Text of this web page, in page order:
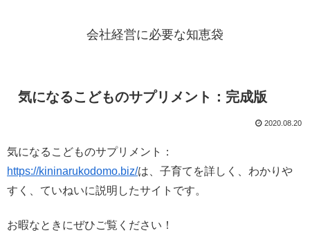
会社経営に必要な知恵袋
気になるこどものサプリメント：完成版
2020.08.20
気になるこどものサプリメント：
https://kininarukodomo.biz/は、子育てを詳しく、わかりや
すく、ていねいに説明したサイトです。
お暇なときにぜひご覧ください！